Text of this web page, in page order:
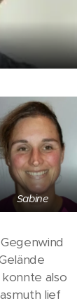
Sabine
also
lief